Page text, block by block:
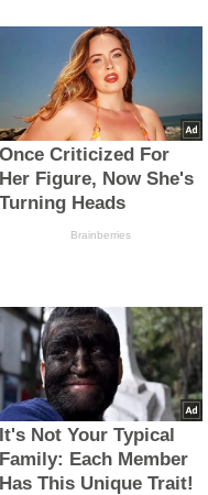
Once Criticized For
Her Figure, Now She's
Turning Heads
Brainberries
It's Not Your Typical
Family: Each Member
Has This Unique Trait!